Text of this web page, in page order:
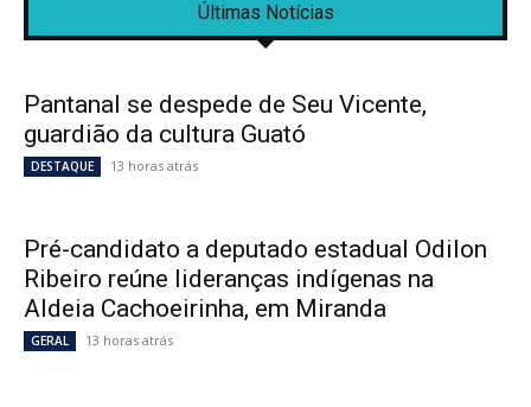
Últimas Notícias
Pantanal se despede de Seu Vicente,
guardião da cultura Guató
DESTAQUE 13 horas atrás
Pré-candidato a deputado estadual Odilon
Ribeiro reúne lideranças indígenas na
Aldeia Cachoeirinha, em Miranda
GERAL 13 horas atrás